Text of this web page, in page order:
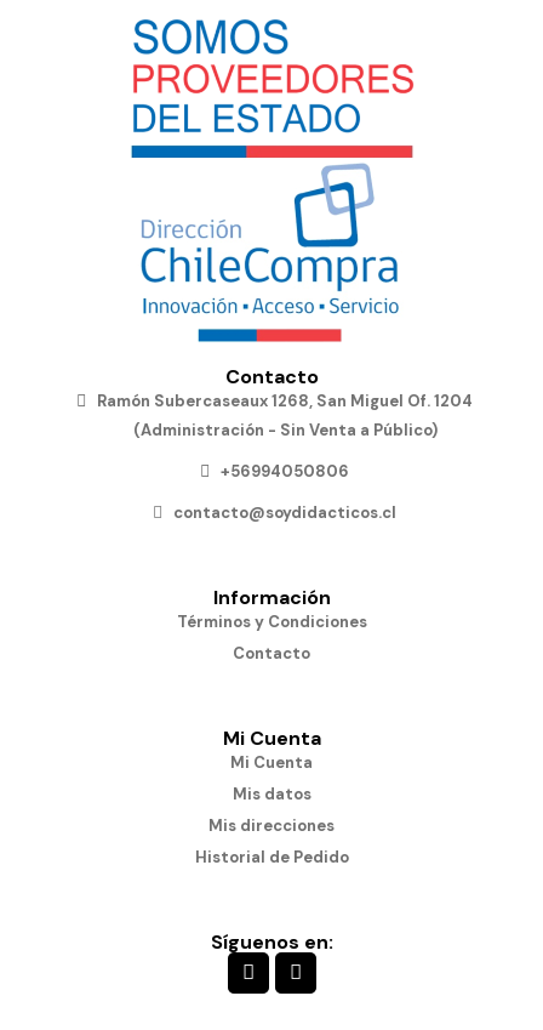
Contacto
Ramón Subercaseaux 1268, San Miguel Of. 1204
(Administración - Sin Venta a Público)
+56994050806
contacto@soydidacticos.cl
Información
Términos y Condiciones
Contacto
Mi Cuenta
Mi Cuenta
Mis datos
Mis direcciones
Historial de Pedido
Síguenos en: